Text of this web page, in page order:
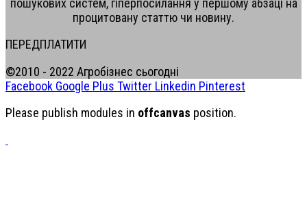
процитовану статтю чи новину.
ПЕРЕДПЛАТИТИ
©2010 - 2022 Агробізнес сьогодні
Facebook Google Plus Twitter Linkedin Pinterest
Please publish modules in offcanvas position.